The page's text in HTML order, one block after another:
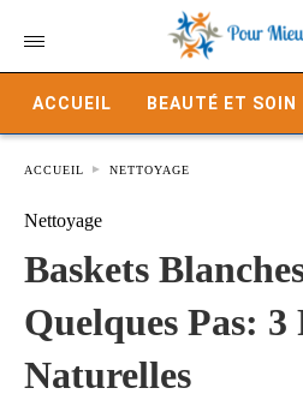
ACCUEIL BEAUTÉ ET SOIN
ACCUEIL NETTOYAGE
Nettoyage
Baskets
Quelques Pas: 3
Naturelles